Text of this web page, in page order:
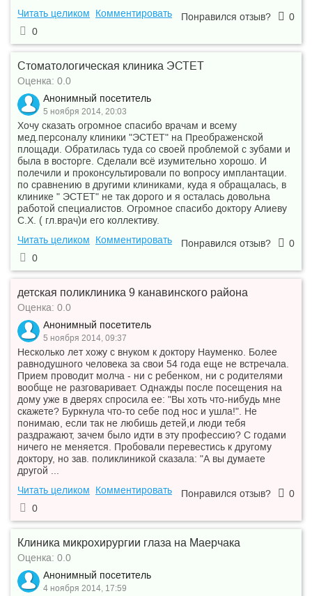
Читать целиком
Комментировать Понравился отзыв?
0
0
Стоматологическая клиника ЭСТЕТ
Оценка: 0.0
Анонимный посетитель
5 ноября 2014, 20:03
Хочу сказать огромное спасибо врачам и всему
мед.персоналу клиники "ЭСТЕТ" на Преображенской
площади. Обратилась туда со своей проблемой с зубами и
была в восторге. Сделали всё изумительно хорошо. И
полечили и проконсультировали по вопросу имплантации.
по сравнению в другими клиниками, куда я обращалась, в
клинике " ЭСТЕТ" не так дорого и я осталась довольна
работой специалистов. Огромное спасибо доктору Алиеву
С.Х. ( гл.врач)и его коллективу.
Читать целиком
Комментировать Понравился отзыв?
0
0
детская поликлиника 9 канавинского района
Оценка: 0.0
Анонимный посетитель
5 ноября 2014, 09:37
Несколько лет хожу с внуком к доктору Науменко. Более
равнодушного человека за свои 54 года еще не встречала.
Прием проводит молча - ни с ребенком, ни с родителями
вообще не разговаривает. Однажды после посещения на
дому уже в дверях спросила ее: "Вы хоть что-нибудь мне
скажете? Буркнула что-то себе под нос и ушла!". Не
понимаю, если так не любишь детей,и люди тебя
раздражают, зачем было идти в эту профессию? С годами
ничего не меняется. Пробовали перевестись к другому
доктору, но зав. поликлиникой сказала: "А вы думаете
другой ...
Читать целиком
Комментировать Понравился отзыв?
0
0
Клиника микрохирургии глаза на Маерчака
Оценка: 0.0
Анонимный посетитель
4 ноября 2014, 17:59